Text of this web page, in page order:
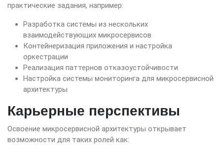
практические задания, например:
Разработка системы из нескольких
взаимодействующих микросервисов
Контейнеризация приложения и настройка
оркестрации
Реализация паттернов отказоустойчивости
Настройка системы мониторинга для микросервисной
архитектуры
Карьерные перспективы
Освоение микросервисной архитектуры открывает
возможности для таких ролей как: